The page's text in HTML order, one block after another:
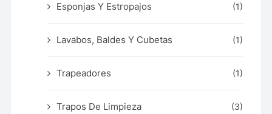
Esponjas Y Estropajos (1)
Lavabos, Baldes Y Cubetas (1)
Trapeadores (1)
Trapos De Limpieza (3)